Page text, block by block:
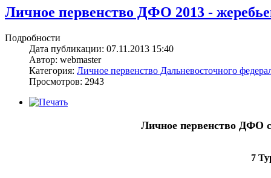
Личное первенство ДФО 2013 -
Подробности
Дата публикации: 07.11.2013 15:40
Автор: webmaster
Категория: Личное первенство Дальневосточного
Просмотров: 2943
Личное первенство ДФО
7